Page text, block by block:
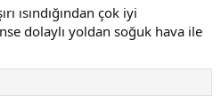
ısındığından çok iyi
dolaylı yoldan soğuk hava ile